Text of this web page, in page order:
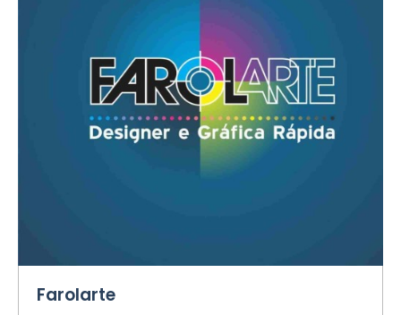
Farolarte